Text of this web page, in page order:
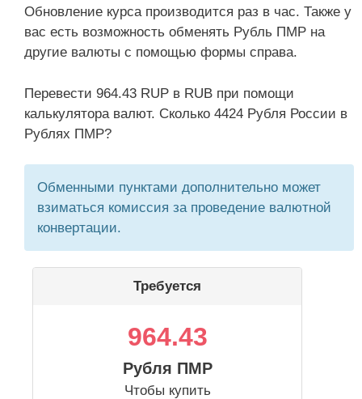
Обновление курса производится раз в час. Также у
вас есть возможность обменять Рубль ПМР на
другие валюты с помощью формы справа.
Перевести 964.43 RUP в RUB при помощи
калькулятора валют. Сколько 4424 Рубля России в
Рублях ПМР?
Обменными пунктами дополнительно может
взиматься комиссия за проведение валютной
конвертации.
Требуется
964.43
Рубля ПМР
Чтобы купить